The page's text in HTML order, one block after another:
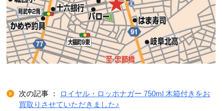
次の記事 ： ロイヤル・ロッホナガー 750ml 木箱付きをお
買取りさせていただきました♪